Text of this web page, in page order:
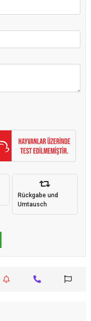
Rückgabe und
Umtausch